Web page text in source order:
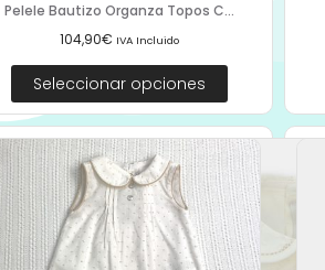
Pelele Bautizo Organza Topos C...
104,90€ IVA Incluido
Seleccionar opciones